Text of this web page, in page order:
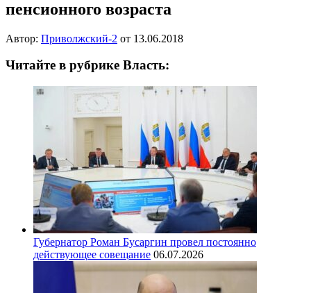
пенсионного возраста
Автор: Приволжский-2 от 13.06.2018
Читайте в рубрике Власть:
Губернатор Роман Бусаргин провел постоянно
действующее совещание 06.07.2026